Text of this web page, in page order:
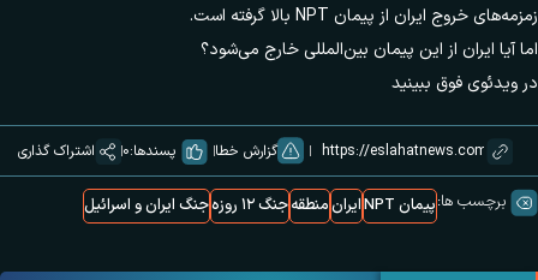
زمزمه‌های خروج ایران از پیمان NPT بالا گرفته است.
اما آیا ایران از این پیمان بین‌المللی خارج می‌شود؟
در ویدئوی فوق ببینید
گزارش خطا پسندها:0 اشتراک گذاری
برچسب ها:پیمان NPT ایرانمنطقهجنگ ۱۲ روزه جنگ ایران و اسرائیل